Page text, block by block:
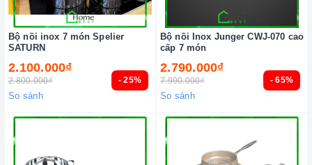
- 25%
Bộ nồi inox 7 món Spelier
SATURN
2.100.000₫
2.800.000₫
So sánh
- 65%
Bộ nồi Inox Junger CWJ-070 cao
cấp 7 món
2.790.000₫
7.990.000₫
So sánh